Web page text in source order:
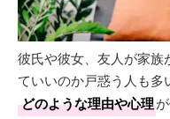
彼氏や彼女、友人が家族
ていいのか戸惑う人も多
どのような理由や心理